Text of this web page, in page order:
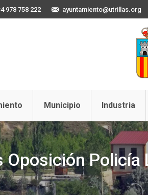
978 758 222 ayuntamiento@utrillas.org
Municipio Industria
Oposición Policía